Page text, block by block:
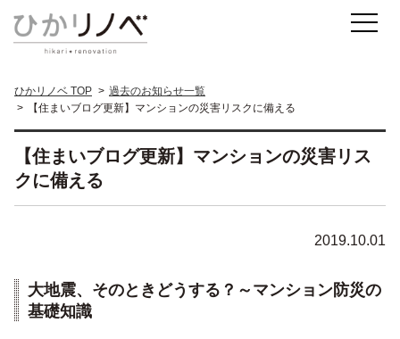
ひかリノベ TOP
過去のお知らせ一覧
【住まいブログ更新】マンションの災害リスクに備える
【住まいブログ更新】マンションの災害リス
クに備える
2019.10.01
大地震、そのときどうする？～マンション防災の
基礎知識